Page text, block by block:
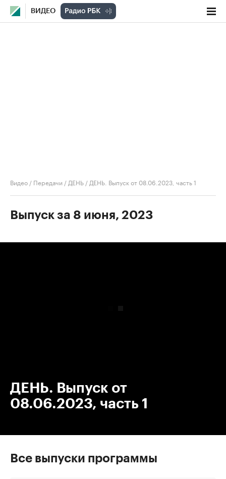
ВИДЕО
Видео / Передачи / ДЕНЬ / ДЕНЬ. Выпуск от 08.06.2023, часть 1
Выпуск за 8 июня, 2023
ДЕНЬ. Выпуск от
08.06.2023, часть 1
Все выпуски программы